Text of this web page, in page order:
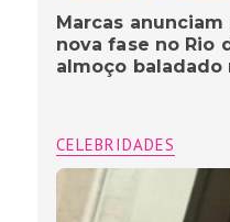
Marcas
nova fase no Rio
almoço baladado
CELEBRIDADES